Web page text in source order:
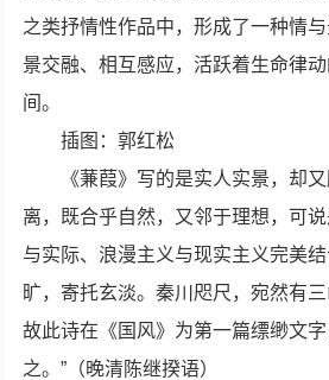
之类抒情性作品中，形成了一种情
景交融、相互感应，活跃着生命律
间。
插图：郭红松
《蒹葭》写的是实人实景，却
离，既合乎自然，又邻于理想，可
与实际、浪漫主义与现实主义完美
旷，寄托玄淡。秦川咫尺，宛然有三
故此诗在《国风》为第一篇缥缈文
之。”（晚清陈继揆语）